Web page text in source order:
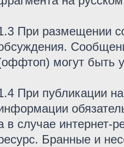
При размещении
могут быть
При публикации
в случае интернет-
Бранные и